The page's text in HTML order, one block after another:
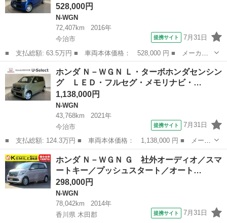
528,000円
N-WGN
72,407km
2016年
今治市
提携サイト 7月31日
■ 支払総額: 63.5万円 ■ 車両本体価格： 528,000 円 ■ メーカー
名： ホンダ ■ 車種名： Ｎ－ＷＧＮ ■ グレード名： Ｇ・スタ
イリッシュパッケージ ＨＩＤ・フルセグ・メモリナビ・ＤＶＤ・Ｃ
Ｄ・バックカ...
愛媛 N-WGN
ホンダ Ｎ－ＷＧＮ Ｌ・ターボホンダセンシン
グ ＬＥＤ・フルセグ・メモリナビ・…
1,138,000円
N-WGN
43,768km
2021年
今治市
提携サイト 7月31日
■ 支払総額: 124.3万円 ■ 車両本体価格： 1,138,000 円 ■ メーカ
ー名： ホンダ ■ 車種名： Ｎ－ＷＧＮ ■ グレード名： Ｌ・タ
ーボホンダセンシング ＬＥＤ・フルセグ・メモリナビ・ＤＶＤ・Ｃ
Ｄ・バッ...
愛媛 今治市 N-WGN
ホンダ Ｎ－ＷＧＮ Ｇ 社外オーディオ／スマ
ートキー／プッシュスタート／オート…
298,000円
N-WGN
78,042km
2014年
香川県 木田郡
提携サイト 7月31日